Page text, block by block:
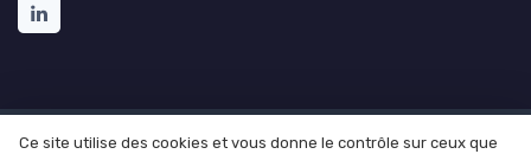
Mentions légales Politique de confidentialité Grande
Ce site utilise des cookies et vous donne le contrôle sur ceux que